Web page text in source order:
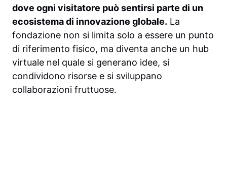
dove ogni visitatore può sentirsi parte di un
ecosistema di innovazione globale. La
fondazione non si limita solo a essere un punto
di riferimento fisico, ma diventa anche un hub
virtuale nel quale si generano idee, si
condividono risorse e si sviluppano
collaborazioni fruttuose.